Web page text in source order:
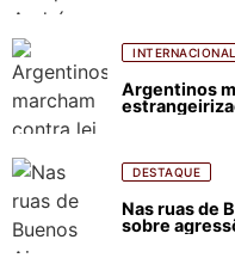
INTERNACIONAL
Argentinos
DESTAQUE
Nas ruas de
sobre